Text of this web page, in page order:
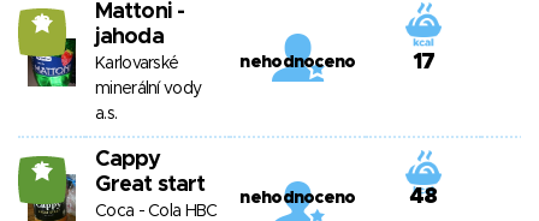
13
Mattoni -
jahoda
Karlovarské
minerální vody
a.s.
nehodnoceno 17
15
Cappy
Great start
Coca - Cola HBC
nehodnoceno 48